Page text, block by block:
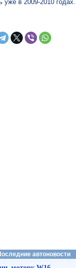
уже в 2009-2010 годах.
автоновости